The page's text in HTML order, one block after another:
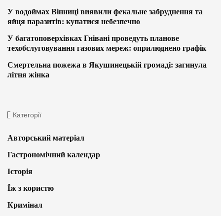
У водоймах Вінниці виявили фекальне забруднення та
яйця паразитів: купатися небезпечно
У багатоповерхівках Гнівані проведуть планове
техобслуговування газових мереж: оприлюднено графік
Смертельна пожежа в Якушинецькій громаді: загинула
літня жінка
Категорії
Авторський матеріал
Гастрономічний календар
Історія
Їж з користю
Кримінал